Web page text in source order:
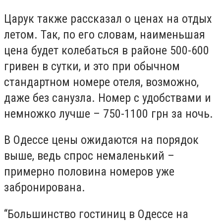
Царук также рассказал о ценах на отдых
летом. Так, по его словам, наименьшая
цена будет колебаться в районе 500-600
гривен в сутки, и это при обычном
стандартном номере отеля, возможно,
даже без санузла. Номер с удобствами и
немножко лучше – 750-1100 грн за ночь.
В Одессе цены ожидаются на порядок
выше, ведь спрос немаленький –
примерно половина номеров уже
забронирована.
“Большинство гостиниц в Одессе на